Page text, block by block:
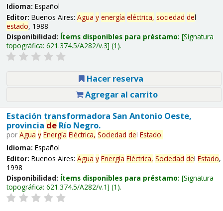
Idioma: Español
Editor: Buenos Aires: Agua y energía eléctrica, sociedad del
estado, 1988
Disponibilidad: Ítems disponibles para préstamo: Signatura
topográfica: 621.374.5/A282/v.3 (1).
Hacer reserva
Agregar al carrito
Estación transformadora San Antonio Oeste,
provincia deRío Negro.
por Agua y Energía Eléctrica, Sociedad del Estado.
Idioma: Español
Editor: Buenos Aires: Agua y Energía Eléctrica, Sociedad del Estado,
1998
Disponibilidad: Ítems disponibles para préstamo: Signatura
topográfica: 621.374.5/A282/v.1 (1).